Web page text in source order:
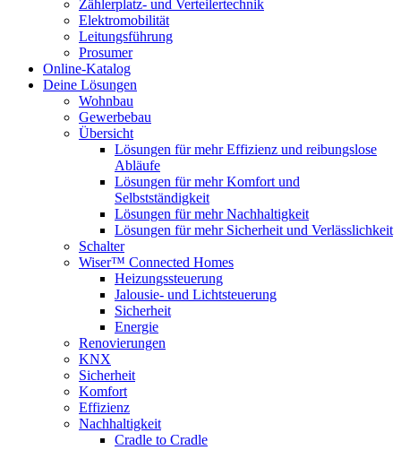
Zählerplatz- und Verteilertechnik
Elektromobilität
Leitungsführung
Prosumer
Online-Katalog
Deine Lösungen
Wohnbau
Gewerbebau
Übersicht
Lösungen für mehr Effizienz und reibungslose
Abläufe
Lösungen für mehr Komfort und
Selbstständigkeit
Lösungen für mehr Nachhaltigkeit
Lösungen für mehr Sicherheit und Verlässlichkeit
Schalter
Wiser™ Connected Homes
Heizungssteuerung
Jalousie- und Lichtsteuerung
Sicherheit
Energie
Renovierungen
KNX
Sicherheit
Komfort
Effizienz
Nachhaltigkeit
Cradle to Cradle